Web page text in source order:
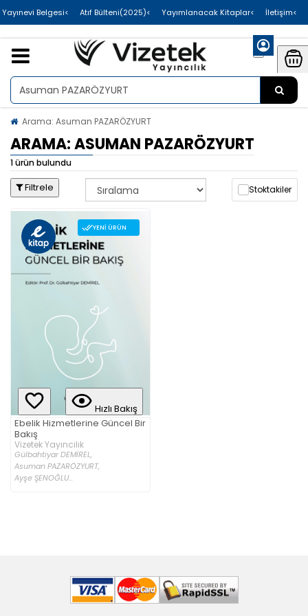
>İletişim
>Yayımlanacak Kitaplar
>Atıf Bülteni(2025)
>Uluslararası Yayınevi Belgesi
Arama: Asuman PAZARÖZYURT
ARAMA: ASUMAN PAZARÖZYURT
1 ürün bulundu
Filtrele Stoktakiler
YENI ÜRÜN
Hızlı Bakış
Ebelik Hizmetlerine Güncel Bir
Bakış
Vizetek Yayıncılık
Gülbahtiyar DEMİREL,
Asuman PAZARÖZYURT,
Ayşe ŞENOĞLU...